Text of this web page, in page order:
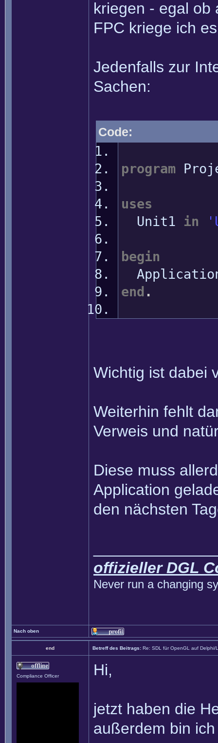
kriegen - egal ob
FPC kriege ich
Jedenfalls zur
Sachen:
Code:
program
uses
Unit1 in
begin
end .
Wichtig ist dabei
Weiterhin fehlt
Verweis und
Diese muss
Application
den nächsten
offizieller DGL
Never run a changing
Nach oben
end Betreff des Beitrags: Re: SDL für OpenGL auf Delphi/
Compliance Officer Hi,
jetzt haben die
außerdem bin